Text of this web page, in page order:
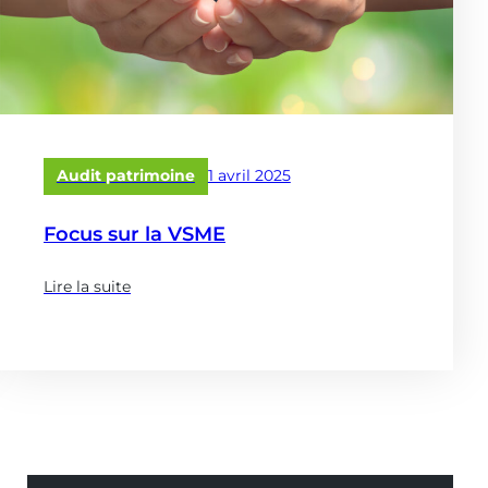
Audit patrimoine
Publié
le
1 avril 2025
Focus sur la VSME
Lire la suite
(à
VSME)